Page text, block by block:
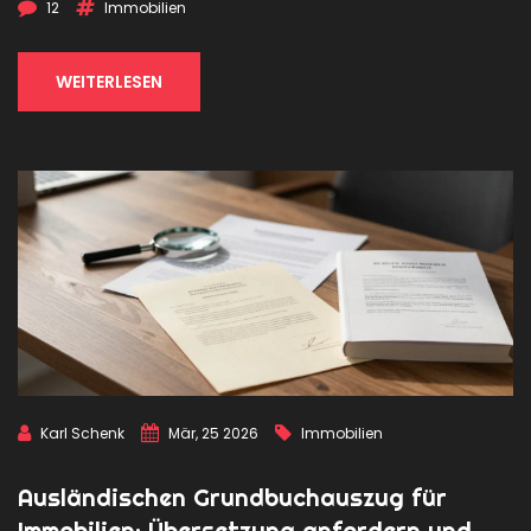
12 Immobilien
WEITERLESEN
Karl Schenk Mär, 25 2026 Immobilien
Ausländischen Grundbuchauszug für